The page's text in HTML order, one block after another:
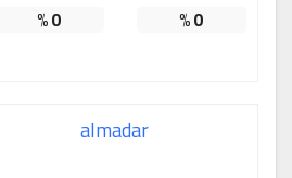
0
%
0
%
almadar